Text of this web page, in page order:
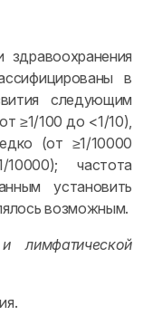
в
следующим
≥1/100 до <1/10),
(от ≥1/10000
частота
установить
возможным.